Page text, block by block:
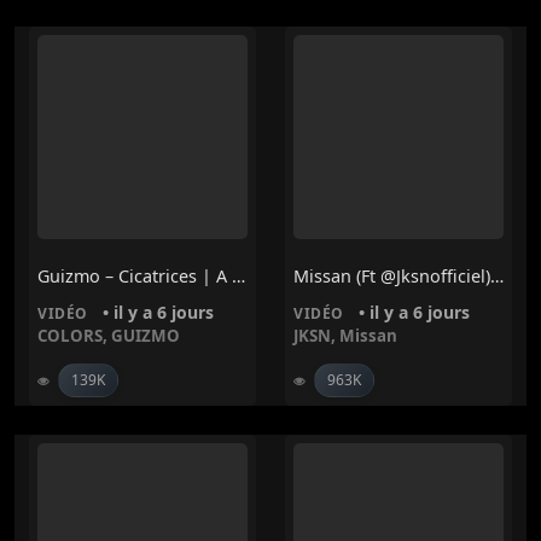
Guizmo – Cicatrices | A COLORS SHOW
VIDÉO • il y a 6 jours
COLORS, GUIZMO
139K
Missan (ft @jksnofficiel) – PARADIS FISCAL
VIDÉO • il y a 6 jours
JKSN, Missan
963K